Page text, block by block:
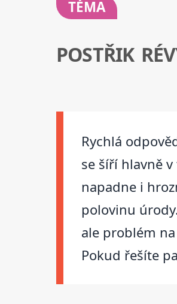
TÉMA
POSTŘIK
Rychlá
se šíří hlavně
napadne i
polovinu
ale problém
Pokud řešíte